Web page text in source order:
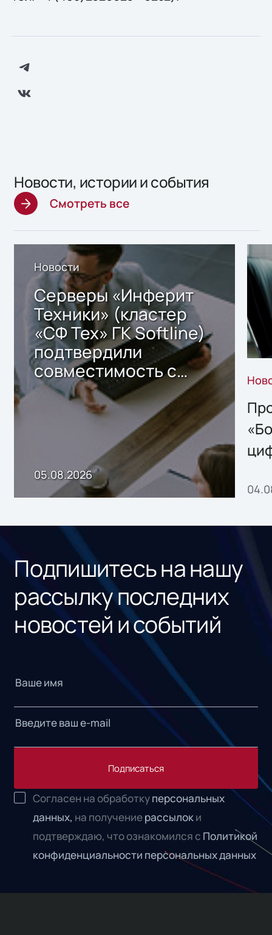
Новости, истории и события
Смотреть все
Новости
Серверы «Инферит
Техники» (кластер
«СФ Тех» ГК Softline)
подтвердили
совместимость с
решением Sharx
Storage 2.x для
хранения данных
05.08.2026
Подпишитесь на нашу
рассылку последних
новостей и событий
Подписаться
Согласен на обработкуперсональных
данных, на получениерассылоки
подтверждаю, что ознакомился с Политикой
конфиденциальности персональных данных